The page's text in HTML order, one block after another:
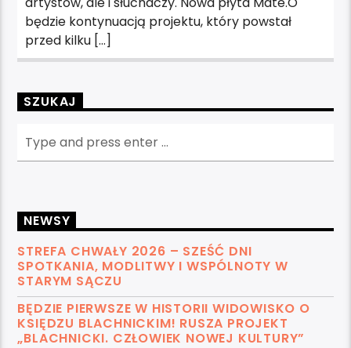
będzie kontynuacją projektu, który powstał
przed kilku […]
SZUKAJ
NEWSY
STREFA CHWAŁY 2026 – SZEŚĆ DNI
SPOTKANIA, MODLITWY I WSPÓLNOTY W
STARYM SĄCZU
BĘDZIE PIERWSZE W HISTORII WIDOWISKO O
KSIĘDZU BLACHNICKIM! RUSZA PROJEKT
„BLACHNICKI. CZŁOWIEK NOWEJ KULTURY”